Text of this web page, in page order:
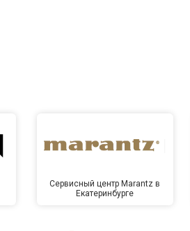
Сервисный центр Marantz в
Екатеринбурге